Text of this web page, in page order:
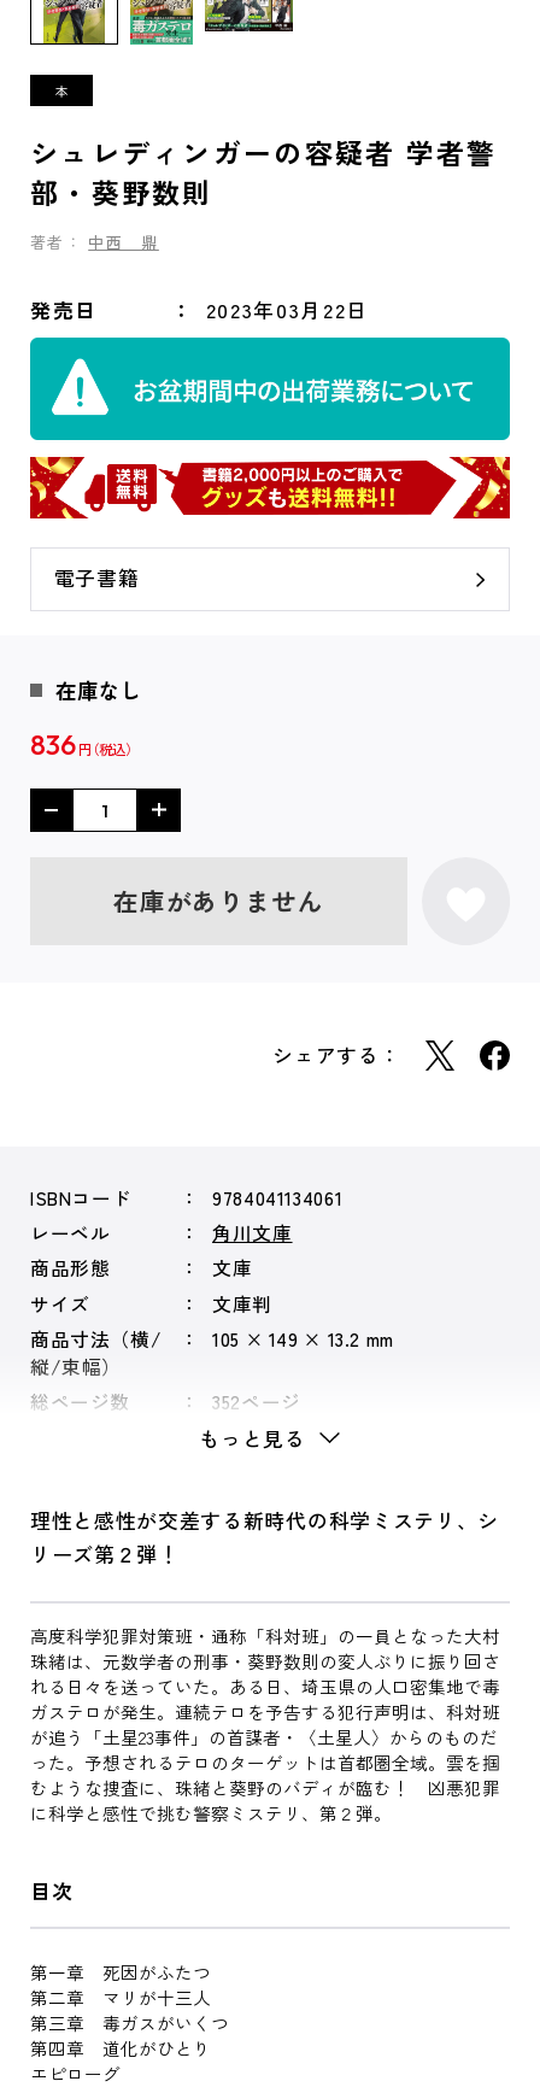
シュレディンガーの容疑者 学者警
部・葵野数則
著者： 中西 鼎
発売日 2023年03月22日
電子書籍
在庫なし
836 円
在庫がありません
シェアする：
ISBNコード
9784041134061
レーベル
角川文庫
商品形態
文庫
サイズ
文庫判
商品寸法（横/
縦/束幅）
105 × 149 × 13.2 mm
総ページ数 352ページ
もっと見る
理性と感性が交差する新時代の科学ミステリ、シ
リーズ第２弾！
高度科学犯罪対策班・通称「科対班」の一員となった大村
珠緒は、元数学者の刑事・葵野数則の変人ぶりに振り回さ
れる日々を送っていた。ある日、埼玉県の人口密集地で毒
ガステロが発生。連続テロを予告する犯行声明は、科対班
が追う「土星23事件」の首謀者・〈土星人〉からのものだ
った。予想されるテロのターゲットは首都圏全域。雲を掴
むような捜査に、珠緒と葵野のバディが臨む！ 凶悪犯罪
に科学と感性で挑む警察ミステリ、第２弾。
目次
第一章 死因がふたつ
第二章 マリが十三人
第三章 毒ガスがいくつ
第四章 道化がひとり
エピローグ